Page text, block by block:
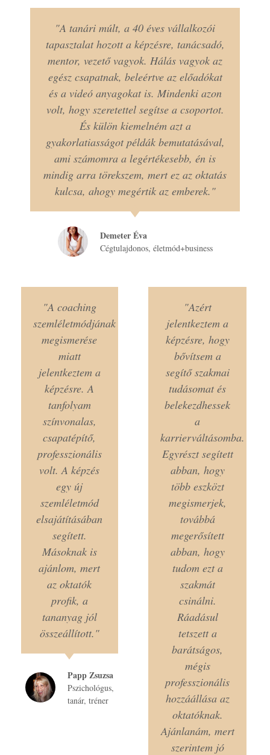
"A tanári múlt, a 40 éves vállalkozói
tapasztalat hozott a képzésre, tanácsadó,
mentor, vezető vagyok. Hálás vagyok az
egész csapatnak, beleértve az előadókat
és a videó anyagokat is. Mindenki azon
volt, hogy szeretettel segítse a csoportot.
És külön kiemelném azt a
gyakorlatiasságot példák bemutatásával,
ami számomra a legértékesebb, én is
mindig arra törekszem, mert ez az oktatás
kulcsa, ahogy megértik az emberek."
Demeter Éva
Cégtulajdonos, életmód+business
"A coaching
szemléletmódjának
megismerése
miatt
jelentkeztem a
képzésre. A
tanfolyam
színvonalas,
csapatépítő,
professzionális
volt. A képzés
egy új
szemléletmód
elsajátításában
segített.
Másoknak is
ajánlom, mert
az oktatók
profik, a
tananyag jól
összeállított."
Papp Zsuzsa
Pszichológus,
tanár, tréner
"Azért
jelentkeztem a
képzésre, hogy
bővítsem a
segítő szakmai
tudásomat és
belekezdhessek
a
karrierváltásomba.
Egyrészt segített
abban, hogy
több eszközt
megismerjek,
továbbá
megerősített
abban, hogy
tudom ezt a
szakmát
csinálni.
Ráadásul
tetszett a
barátságos,
mégis
professzionális
hozzáállása az
oktatóknak.
Ajánlanám, mert
szerintem jó